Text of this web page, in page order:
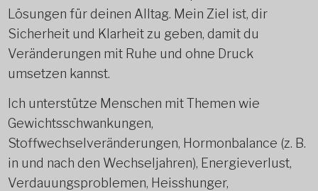
Lösungen für deinen Alltag. Mein Ziel ist, dir
Sicherheit und Klarheit zu geben, damit du
Veränderungen mit Ruhe und ohne Druck
umsetzen kannst.
Ich unterstütze Menschen mit Themen wie
Gewichtsschwankungen,
Stoffwechselveränderungen, Hormonbalance (z. B.
in und nach den Wechseljahren), Energieverlust,
Verdauungsproblemen, Heisshunger,